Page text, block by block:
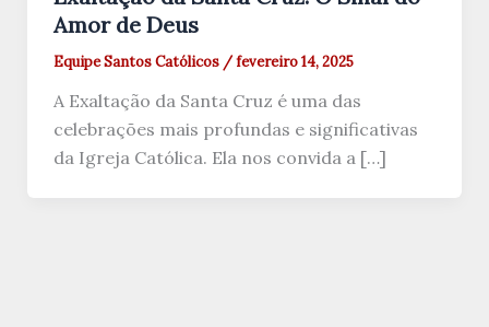
Amor de Deus
Equipe Santos Católicos /fevereiro 14, 2025
A Exaltação da Santa Cruz é uma das
celebrações mais profundas e significativas
da Igreja Católica. Ela nos convida a […]